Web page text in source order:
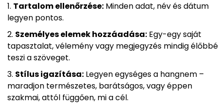
Tartalom ellenőrzése: Minden adat, név és dátum
legyen pontos.
Személyes elemek hozzáadása: Egy-egy saját
tapasztalat, vélemény vagy megjegyzés mindig élőbbé
teszi a szöveget.
Stílus igazítása: Legyen egységes a hangnem –
maradjon természetes, barátságos, vagy éppen
szakmai, attól függően, mi a cél.